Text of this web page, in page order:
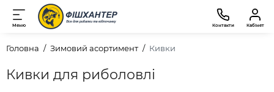
Меню Контакти Кабінет
Головна Зимовий асортимент Кивки
Кивки для риболовлі